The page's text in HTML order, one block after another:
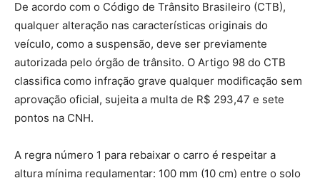
De acordo com o Código de Trânsito Brasileiro (CTB),
qualquer alteração nas características originais do
veículo, como a suspensão, deve ser previamente
autorizada pelo órgão de trânsito. O Artigo 98 do CTB
classifica como infração grave qualquer modificação sem
aprovação oficial, sujeita a multa de R$ 293,47 e sete
pontos na CNH.
A regra número 1 para rebaixar o carro é respeitar a
altura mínima regulamentar: 100 mm (10 cm) entre o solo